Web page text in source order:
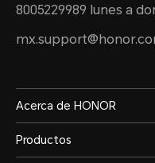
8005229989 lunes a
Acerca de HONOR
Productos